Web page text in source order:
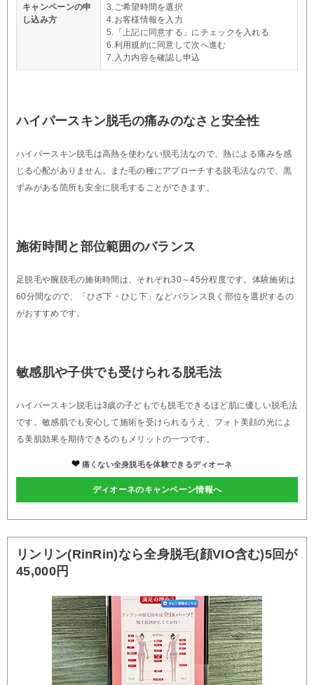
キャンペーンの申
し込み方
3.ご希望時間を選択
4.お客様情報を入力
5.「上記に同意する」にチェックを入れる
6.利用規約に同意して次へ進む
7.入力内容を確認し申込
ハイパースキン脱毛の痛みのなさと安全性
ハイパースキン脱毛は高熱を使わない脱毛法なので、熱による痛みを感
じる心配がありません。また毛の種にアプローチする脱毛法なので、黒
ずみがある箇所も安全に脱毛することができます。
施術時間と部位範囲のバランス
足脱毛や腕脱毛の施術時間は、それぞれ30～45分程度です。体験施術は
60分間なので、「ひざ下・ひじ下」などバランス良く部位を選択するの
がおすすめです。
敏感肌や子供でも受けられる脱毛法
ハイパースキン脱毛は3歳の子どもでも脱毛できるほど肌に優しい脱毛法
です。敏感肌でも安心して施術を受けられるうえ、フォト美顔の光によ
る美肌効果を期待できるのもメリットの一つです。
痛くない全身脱毛を体験できるディオーネ
ディオーネのキャンペーン情報へ
リンリン(RinRin)なら全身脱毛(顔VIO含む)5回が
45,000円